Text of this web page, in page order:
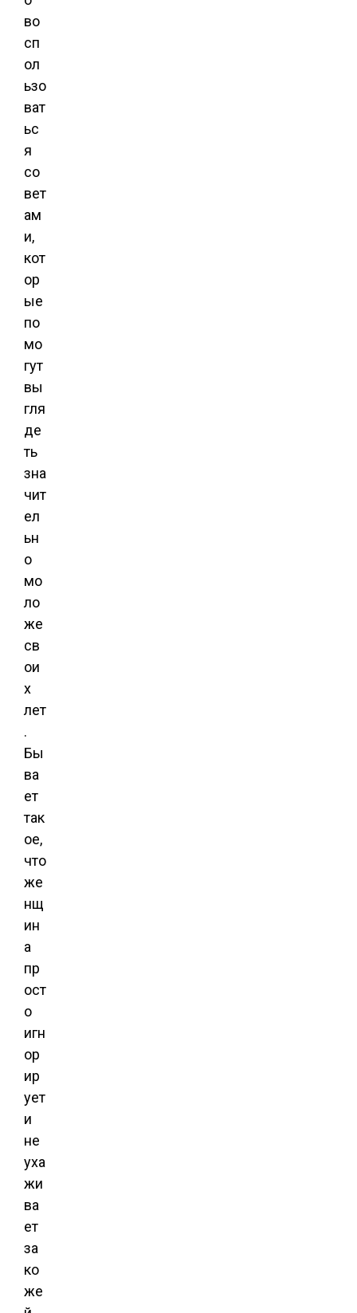
во
сп
ол
ьзо
ват
ьс
я
со
вет
ам
и,
кот
ор
ые
по
мо
гут
вы
гля
де
ть
зна
чит
ел
ьн
о
мо
ло
же
св
ои
х
лет
.
Бы
ва
ет
так
ое,
что
же
нщ
ин
а
пр
ост
о
игн
ор
ир
ует
и
не
уха
жи
ва
ет
за
ко
же